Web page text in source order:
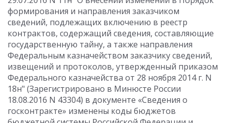
формирования и направления заказчиком
сведений, подлежащих включению в реестр
контрактов, содержащий сведения, составляющие
государственную тайну, а также направления
Федеральным казначейством заказчику сведений,
извещений и протоколов, утвержденный приказом
Федерального казначейства от 28 ноября 2014 г. N
18н" (Зарегистрировано в Минюсте России
18.08.2016 N 43304) в документе «Сведения о
госконтракте» изменены коды бюджетов